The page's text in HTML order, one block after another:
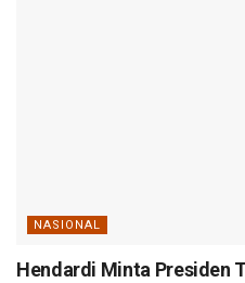
NASIONAL
Hendardi Minta Presiden